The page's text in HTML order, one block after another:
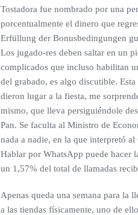
Tostadora fue nombrado por una
porcentualmente el dinero que
Erfüllung der Bonusbedingungen
Los jugado-res deben saltar en un
complicados que incluso habilitan
del grabado, es algo discutible.
dieron lugar a la fiesta, me
mismo, que lleva persiguiéndole
Pan. Se faculta al Ministro de
nada a nadie, en la que interpretó
Hablar por WhatsApp puede hacer
un 1,57% del total de llamadas
Apenas queda una semana para la
a las tiendas físicamente, uno de